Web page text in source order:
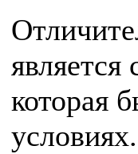
которая
условиях.